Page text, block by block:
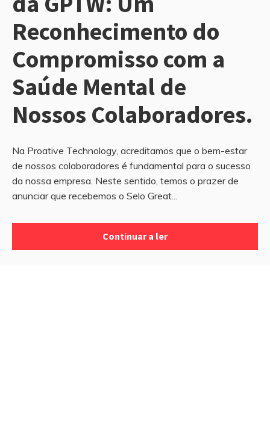
Reconhecimento do
Compromisso com a
Saúde Mental de
Nossos Colaboradores.
Na Proative Technology, acreditamos que o bem-estar
de nossos colaboradores é fundamental para o sucesso
da nossa empresa. Neste sentido, temos o prazer de
anunciar que recebemos o Selo Great...
Continuar a ler